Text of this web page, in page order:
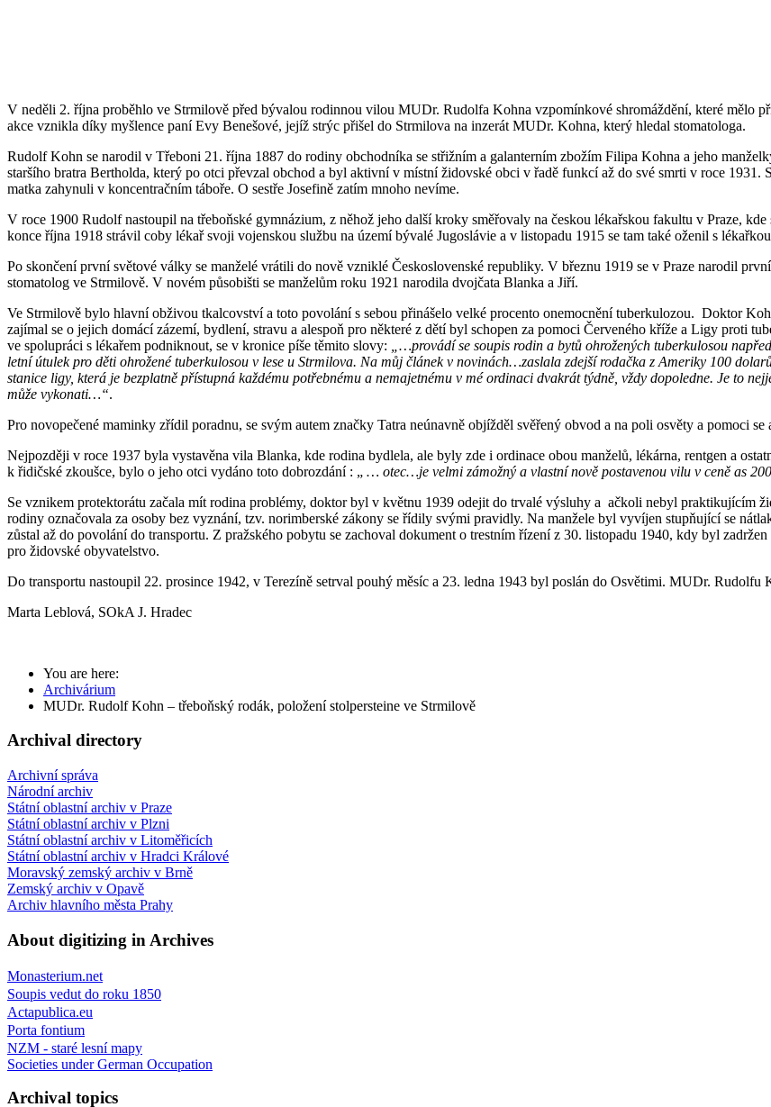
V neděli 2. října proběhlo ve Strmilově před bývalou rodinnou vilou MUDr. Rudolfa Kohna vzpomínkové shromáždění, které mělo
akce vznikla díky myšlence paní Evy Benešové, jejíž strýc přišel do Strmilova na inzerát MUDr. Kohna, který hledal stomatologa.
Rudolf Kohn se narodil v Třeboni 21. října 1887 do rodiny obchodníka se střižním a galanterním zbožím Filipa Kohna a jeho
staršího bratra Bertholda, který po otci převzal obchod a byl aktivní v místní židovské obci v řadě funkcí až do své smrti v roce
matka zahynuli v koncentračním táboře. O sestře Josefině zatím mnoho nevíme.
V roce 1900 Rudolf nastoupil na třeboňské gymnázium, z něhož jeho další kroky směřovaly na českou lékařskou fakultu v Praze,
konce října 1918 strávil coby lékař svoji vojenskou službu na území bývalé Jugoslávie a v listopadu 1915 se tam také oženil s
Po skončení první světové války se manželé vrátili do nově vzniklé Československé republiky. V březnu 1919 se v Praze narodil
stomatolog ve Strmilově. V novém působišti se manželům roku 1921 narodila dvojčata Blanka a Jiří.
Ve Strmilově bylo hlavní obživou tkalcovství a toto povolání s sebou přinášelo velké procento onemocnění tuberkulozou. Doktor
zajímal se o jejich domácí zázemí, bydlení, stravu a alespoň pro některé z dětí byl schopen za pomoci Červeného kříže a Ligy proti
ve spolupráci s lékařem podniknout, se v kronice píše těmito slovy:
„…provádí se soupis rodin a bytů ohrožených tuberkulosou
letní útulek pro děti ohrožené tuberkulosou v lese u Strmilova. Na můj článek v novinách…zaslala zdejší rodačka z Ameriky 100
stanice ligy, která je bezplatně přístupná každému potřebnému a nemajetnému v mé ordinaci dvakrát týdně, vždy dopoledne. Je to
může vykonati…“.
Pro novopečené maminky zřídil poradnu, se svým autem značky Tatra neúnavně objížděl svěřený obvod a na poli osvěty a pomoci
Nejpozději v roce 1937 byla vystavěna vila Blanka, kde rodina bydlela, ale byly zde i ordinace obou manželů, lékárna, rentgen a
k řidičské zkoušce, bylo o jeho otci vydáno toto dobrozdání : „ … otec…je velmi zámožný a vlastní nově postavenou vilu v ceně as
Se vznikem protektorátu začala mít rodina problémy, doktor byl v květnu 1939 odejit do trvalé výsluhy a ačkoli nebyl praktikujícím
rodiny označovala za osoby bez vyznání, tzv. norimberské zákony se řídily svými pravidly. Na manžele byl vyvíjen stupňující se
zůstal až do povolání do transportu. Z pražského pobytu se zachoval dokument o trestním řízení z 30. listopadu 1940, kdy byl
pro židovské obyvatelstvo.
Do transportu nastoupil 22. prosince 1942, v Terezíně setrval pouhý měsíc a 23. ledna 1943 byl poslán do Osvětimi. MUDr. Rudolfu
Marta Leblová, SOkA J. Hradec
You are here:
Archivárium
MUDr. Rudolf Kohn – třeboňský rodák, položení stolpersteine ve Strmilově
Archival directory
Archivní správa
Národní archiv
Státní oblastní archiv v Praze
Státní oblastní archiv v Plzni
Státní oblastní archiv v Litoměřicích
Státní oblastní archiv v Hradci Králové
Moravský zemský archiv v Brně
Zemský archiv v Opavě
Archiv hlavního města Prahy
About digitizing in Archives
Monasterium.net
Soupis vedut do roku 1850
Actapublica.eu
Porta fontium
NZM - staré lesní mapy
Societies under German Occupation
Archival topics